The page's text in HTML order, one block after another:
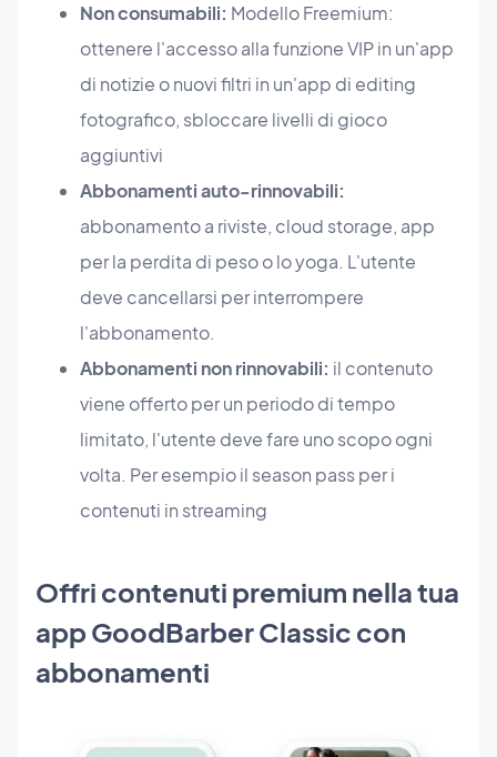
Non consumabili: Modello Freemium:
ottenere l'accesso alla funzione VIP in un'app
di notizie o nuovi filtri in un'app di editing
fotografico, sbloccare livelli di gioco
aggiuntivi
Abbonamenti auto-rinnovabili:
abbonamento a riviste, cloud storage, app
per la perdita di peso o lo yoga. L'utente
deve cancellarsi per interrompere
l'abbonamento.
Abbonamenti non rinnovabili: il contenuto
viene offerto per un periodo di tempo
limitato, l'utente deve fare uno scopo ogni
volta. Per esempio il season pass per i
contenuti in streaming
Offri contenuti premium nella tua
app GoodBarber Classic con
abbonamenti